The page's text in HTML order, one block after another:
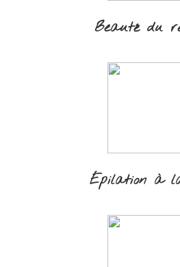
Beauté du
Épilation à